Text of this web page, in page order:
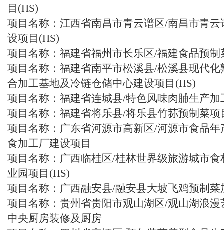
目(HS)
项目名称：江西省南昌市青云谱区/南昌市青
设项目(HS)
项目名称：福建省福州市长乐区/福建食品预制
项目名称：福建省南平市松溪县/松溪县现代
合加工基地及冷链仓储中心建设项目(HS)
项目名称：福建省连城县/特色风味肉脯生产加
项目名称：福建省将乐县/将乐县竹荪预制菜项
项目名称：广东省河源市高新区/河源市食品年
食加工厂建设项目
项目名称：广西临桂区/桂林世界级旅游城市
业园项目(HS)
项目名称：广西融安县/融安县大坡飞鸡预制菜
项目名称：贵州省贵阳市观山湖区/观山湖浪
中央厨房装修及厨房